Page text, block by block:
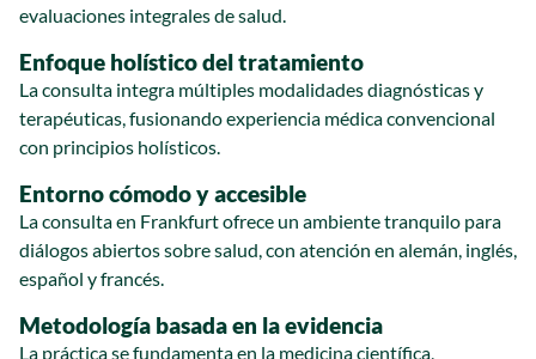
evaluaciones integrales de salud.
Enfoque holístico del tratamiento
La consulta integra múltiples modalidades diagnósticas y
terapéuticas, fusionando experiencia médica convencional
con principios holísticos.
Entorno cómodo y accesible
La consulta en Frankfurt ofrece un ambiente tranquilo para
diálogos abiertos sobre salud, con atención en alemán, inglés,
español y francés.
Metodología basada en la evidencia
La práctica se fundamenta en la medicina científica,